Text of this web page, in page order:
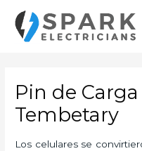
contenido
Pin de
Tembetary
Los celulares se